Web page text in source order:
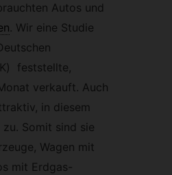
Autos und
. Wir eine Studie
feststellte,
verkauft. Auch
in diesem
Somit sind sie
Wagen mit
mit Erdgas-